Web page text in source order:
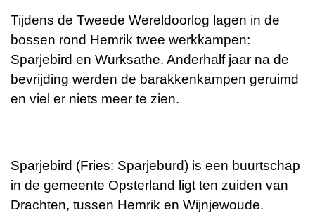
Tijdens de Tweede Wereldoorlog lagen in de
bossen rond Hemrik twee werkkampen:
Sparjebird en Wurksathe. Anderhalf jaar na de
bevrijding werden de barakkenkampen geruimd
en viel er niets meer te zien.
Sparjebird (Fries: Sparjeburd) is een buurtschap
in de gemeente Opsterland ligt ten zuiden van
Drachten, tussen Hemrik en Wijnjewoude.